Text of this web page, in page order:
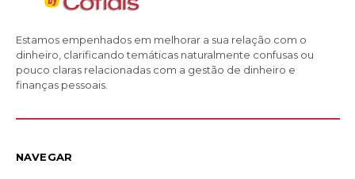
Estamos empenhados em melhorar a sua relação com o
dinheiro, clarificando temáticas naturalmente confusas ou
pouco claras relacionadas com a gestão de dinheiro e
finanças pessoais.
NAVEGAR